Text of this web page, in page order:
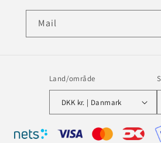
Mail
Land/område
DKK kr. | Danmark